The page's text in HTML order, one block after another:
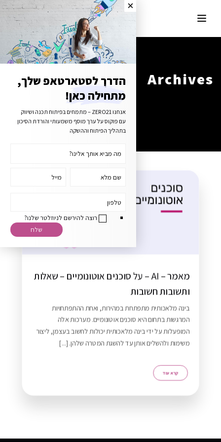
ZERO21 TEAM
Archives
Tag Archives for: "ייעול תהליכים בארגון"
מאמר – AI – על סוכנים אוטונומיים – שאלות
ותשובות חשובות
בינה מלאכותית מתפתחת במהירות, ואחת ההתפתחויות
המרגשות בתחום היא סוכנים אוטונומיים. מערכות אלה
המופעלות על ידי בינה מלאכותית יכולות לחשוב בעצמן, ליצור
משימות ולהשלים אותן עד להשגת המטרה שלהן. [...]
הדרך לסטארטאפ שלך,
מתחילה כאן!
בתהליך הפיתוח וההשקה